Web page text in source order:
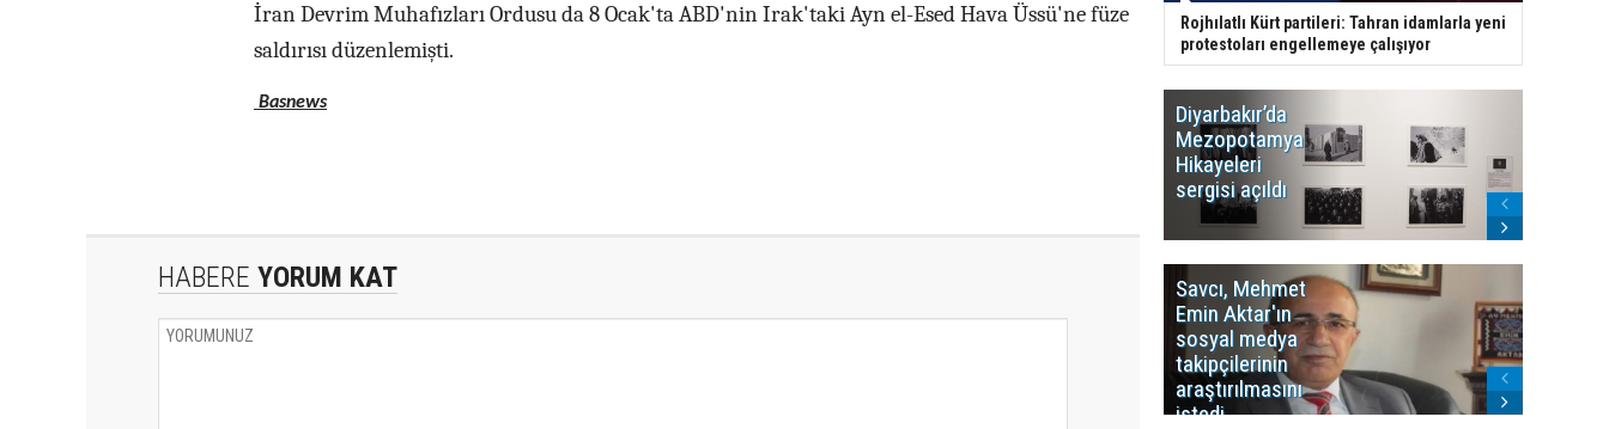
İran Devrim Muhafızları Ordusu da 8 Ocak'ta ABD'nin Irak'taki Ayn el-Esed Hava Üssü'ne füze
saldırısı düzenlemişti.
Basnews
HABERE YORUM KAT
Rojhılatlı Kürt partileri: Tahran idamlarla yeni
protestoları engellemeye çalışıyor
Diyarbakır’da
Mezopotamya
Hikayeleri
sergisi açıldı
Savcı, Mehmet
Emin Aktar'ın
sosyal medya
takipçilerinin
araştırılmasını
istedi